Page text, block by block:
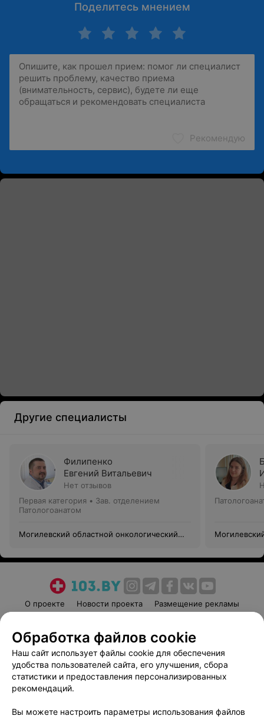
Поделитесь мнением
Рекомендую
Другие специалисты
Филипенко
Евгений Витальевич
Нет отзывов
Первая категория • Зав. отделением
Патологоанатом
Могилевский областной онкологический
О проекте Новости проекта
Размещение рекламы
Пользовательское соглашение
Способы оплаты
Вакансии
Партнеры
Написать руководителю 103.by
Обработка файлов cookie
Наш сайт использует файлы cookie для обеспечения
удобства пользователей сайта, его улучшения, сбора
статистики и предоставления персонализированных
рекомендаций.
Вы можете настроить параметры использования файлов